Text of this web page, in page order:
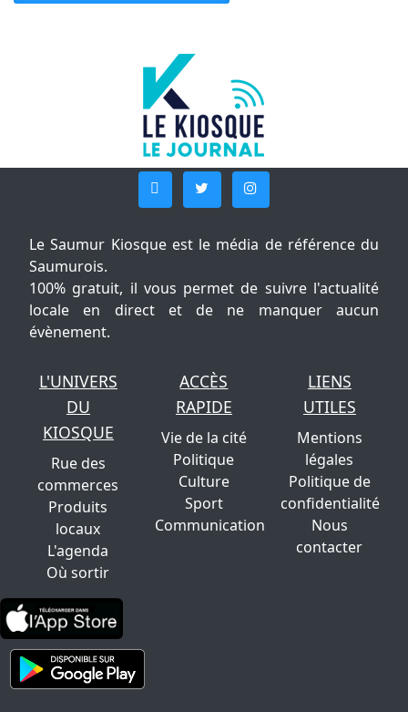
Le Saumur Kiosque est le média de référence du
Saumurois.
100% gratuit, il vous permet de suivre l'actualité
locale en direct et de ne manquer aucun
évènement.
L'UNIVERS
DU
KIOSQUE
Rue des
commerces
Produits
locaux
L'agenda
Où sortir
ACCÈS
RAPIDE
Vie de la cité
Politique
Culture
Sport
Communication
LIENS
UTILES
Mentions
légales
Politique de
confidentialité
Nous
contacter